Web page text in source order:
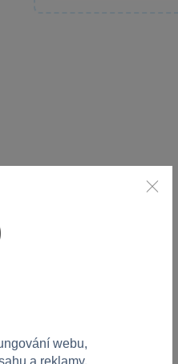
webu,
a reklamy.